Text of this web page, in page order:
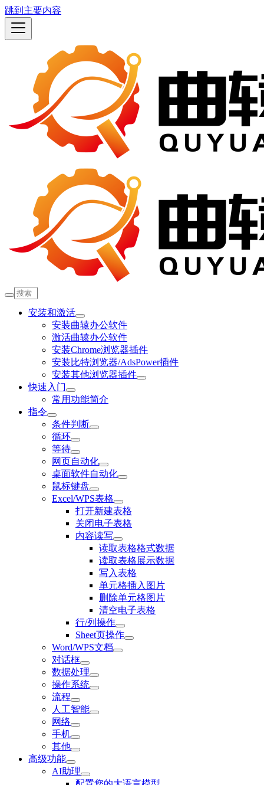
跳到主要内容
安装和激活
安装曲辕办公软件
激活曲辕办公软件
安装Chrome浏览器插件
安装比特浏览器/AdsPower插件
安装其他浏览器插件
快速入门
常用功能简介
指令
条件判断
循环
等待
网页自动化
桌面软件自动化
鼠标键盘
Excel/WPS表格
打开新建表格
关闭电子表格
内容读写
读取表格格式数据
读取表格展示数据
写入表格
单元格插入图片
删除单元格图片
清空电子表格
行/列操作
Sheet页操作
Word/WPS文档
对话框
数据处理
操作系统
流程
人工智能
网络
手机
其他
高级功能
AI助理